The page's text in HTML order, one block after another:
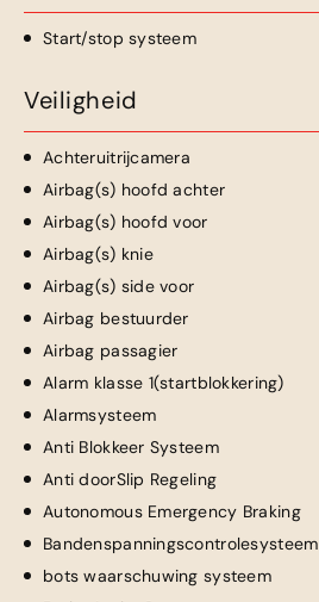
Start/stop systeem
Veiligheid
Achteruitrijcamera
Airbag(s) hoofd achter
Airbag(s) hoofd voor
Airbag(s) knie
Airbag(s) side voor
Airbag bestuurder
Airbag passagier
Alarm klasse 1(startblokkering)
Alarmsysteem
Anti Blokkeer Systeem
Anti doorSlip Regeling
Autonomous Emergency Braking
Bandenspanningscontrolesysteem
bots waarschuwing systeem